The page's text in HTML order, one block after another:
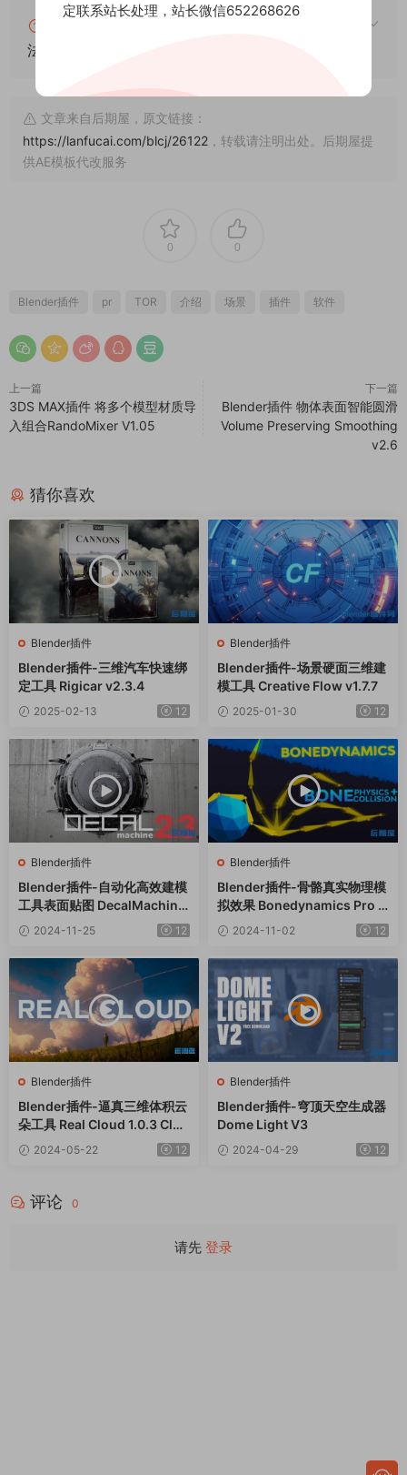
法！
文章来自后期屋，原文链接：
https://lanfucai.com/blcj/26122 ，转载请注明出处。后期屋提
供AE模板代改服务
0 0
Blender插件 pr TOR 介绍 场景 插件 软件
上一篇
3DS MAX插件 将多个模型材质导
入组合RandoMixer V1.05
下一篇
Blender插件 物体表面智能圆滑
Volume Preserving Smoothing
v2.6
猜你喜欢
Blender插件
Blender插件-三维汽车快速绑
定工具 Rigicar v2.3.4
2025-02-13 12
Blender插件
Blender插件-场景硬面三维建
模工具 Creative Flow v1.7.7
2025-01-30 12
Blender插件
Blender插件-自动化高效建模
工具表面贴图 DecalMachine
V2.132024-11-25 12
Blender插件
Blender插件-骨骼真实物理模
拟效果 Bonedynamics Pro V
1.5.32024-11-02 12
Blender插件
Blender插件-逼真三维体积云
朵工具 Real Cloud 1.0.3 Clou
d Generator+预设库
2024-05-22 12
Blender插件
Blender插件-穹顶天空生成器
Dome Light V3
2024-04-29 12
评论 0
请先 登录
定联系站长处理，站长微信652268626